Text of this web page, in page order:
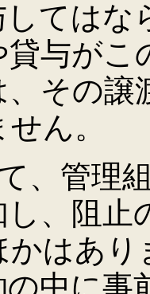
てはな
貸与が
、その
ん。
管理組
、阻止
かはあ
の中に